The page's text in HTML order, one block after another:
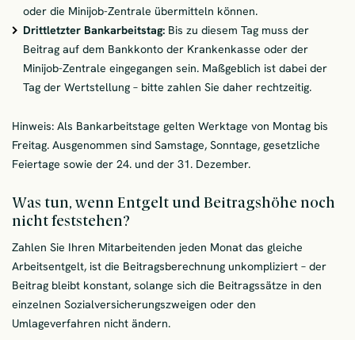
oder die Minijob-Zentrale übermitteln können.
Drittletzter Bankarbeitstag: Bis zu diesem Tag muss der
Beitrag auf dem Bankkonto der Krankenkasse oder der
Minijob-Zentrale eingegangen sein. Maßgeblich ist dabei der
Tag der Wertstellung – bitte zahlen Sie daher rechtzeitig.
Hinweis: Als Bankarbeitstage gelten Werktage von Montag bis
Freitag. Ausgenommen sind Samstage, Sonntage, gesetzliche
Feiertage sowie der 24. und der 31. Dezember.
Was tun, wenn Entgelt und Beitragshöhe noch
nicht feststehen?
Zahlen Sie Ihren Mitarbeitenden jeden Monat das gleiche
Arbeitsentgelt, ist die Beitragsberechnung unkompliziert – der
Beitrag bleibt konstant, solange sich die Beitragssätze in den
einzelnen Sozialversicherungszweigen oder den
Umlageverfahren nicht ändern.